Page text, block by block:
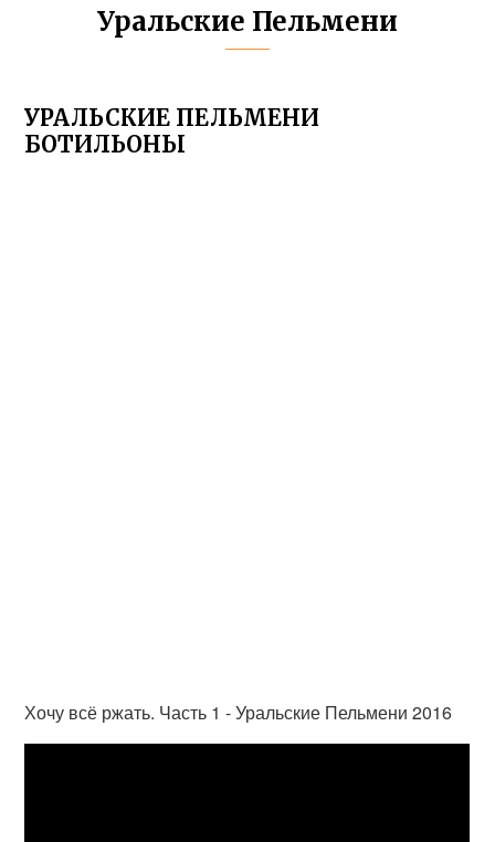
Уральские Пельмени
УРАЛЬСКИЕ ПЕЛЬМЕНИ
БОТИЛЬОНЫ
Хочу всё ржать. Часть 1 - Уральские Пельмени 2016